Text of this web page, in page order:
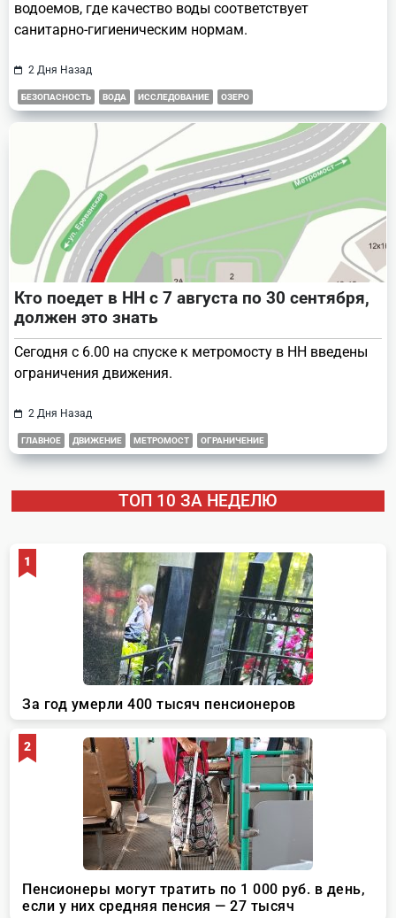
водоемов, где качество воды соответствует
санитарно-гигиеническим нормам.
2 Дня Назад
БЕЗОПАСНОСТЬ ВОДА ИССЛЕДОВАНИЕ ОЗЕРО
Кто поедет в НН с 7 августа по 30 сентября,
должен это знать
Сегодня с 6.00 на спуске к метромосту в НН введены
ограничения движения.
2 Дня Назад
ГЛАВНОЕ ДВИЖЕНИЕ МЕТРОМОСТ ОГРАНИЧЕНИЕ
ТОП 10 ЗА НЕДЕЛЮ